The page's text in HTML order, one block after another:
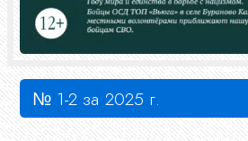
№ 1-2 за 2025 г.